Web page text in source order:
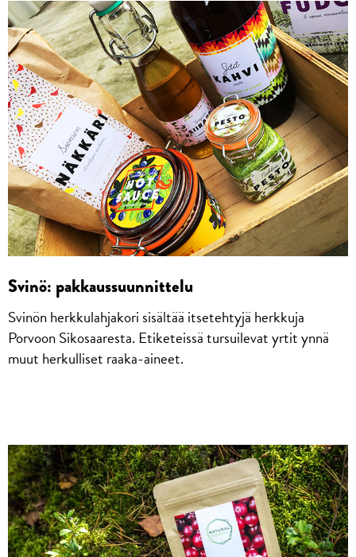
Svinö: pakkaussuunnittelu
Svinön herkkulahjakori sisältää itsetehtyjä herkkuja
Porvoon Sikosaaresta. Etiketeissä tursuilevat yrtit ynnä
muut herkulliset raaka-aineet.